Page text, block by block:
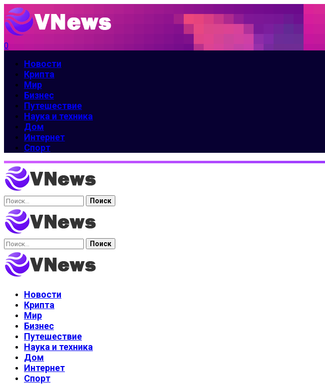
0
Новости
Крипта
Мир
Бизнес
Путешествие
Наука и техника
Дом
Интернет
Спорт
Найти:
Найти:
Новости
Крипта
Мир
Бизнес
Путешествие
Наука и техника
Дом
Интернет
Спорт